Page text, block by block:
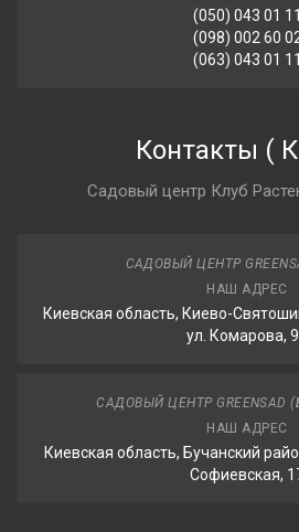
(050) 043 01 11
(098) 002 60
(063) 043 01 11
Контакты (
Садовый центр Клуб
САДОВЫЙ ЦЕНТР
НАШ АДРЕС
Киевская область, Киево-
ул. Комарова,
САДОВЫЙ ЦЕНТР GREENSAD
НАШ АДРЕС
Киевская область, Бучанский
Софиевская,